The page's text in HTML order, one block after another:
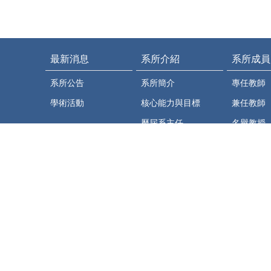
最新消息
系所公告
學術活動
系所介紹
系所簡介
核心能力與目標
歷屆系主任
系所成員
專任教師
兼任教師
名譽教授